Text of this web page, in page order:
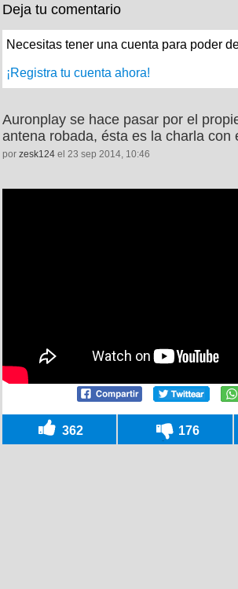
Deja tu comentario
Necesitas tener una cuenta para poder
¡Registra tu cuenta ahora!
Auronplay se hace pasar por el
antena robada, ésta es la charla con
por zesk124 el 23 sep 2014, 10:46
362 176